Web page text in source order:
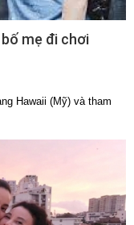
mẹ đi chơi
Hawaii (Mỹ) và tham